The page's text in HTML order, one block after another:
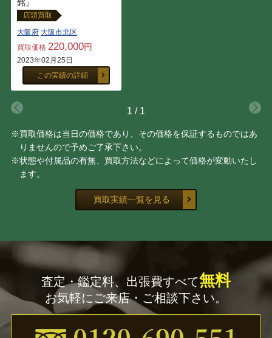
銘』
店頭買取
大阪府 大阪市北区
買取価格 220,000円
2023年02月25日
この実績の詳細
1 / 1
※買取価格は当日の価格であり、その価格を保証するものではあ
りませんので予めご了承下さい。
※状態や付属品の有無、買取方法などによって価格が変動いたし
ます。
買取実績一覧を見る
査定・鑑定料、出張費すべて無料
お気軽にご来店・ご相談下さい。